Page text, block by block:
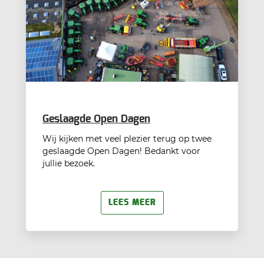
Geslaagde Open Dagen
Wij kijken met veel plezier terug op twee
geslaagde Open Dagen! Bedankt voor
jullie bezoek.
LEES MEER